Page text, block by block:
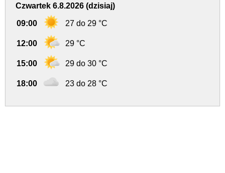
Czwartek 6.8.2026 (dzisiaj)
09:00 27 do 29 °C
12:00 29 °C
15:00 29 do 30 °C
18:00 23 do 28 °C